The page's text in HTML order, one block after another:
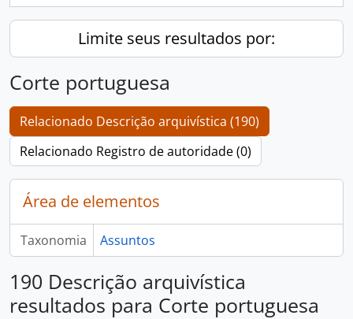
Limite seus resultados por:
Corte portuguesa
Relacionado Descrição arquivística (190)
Relacionado Registro de autoridade (0)
Área de elementos
Taxonomia Assuntos
190 Descrição arquivística
resultados para Corte portuguesa